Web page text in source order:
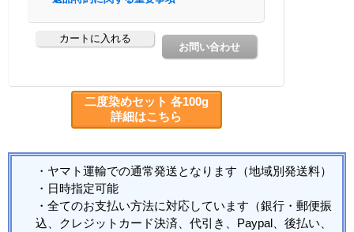
二度染めセット 各100g
詳細はこちら
・ヤマト運輸での通常発送となります（地域別発送料）
・日時指定可能
・全てのお支払い方法に対応しています（銀行・郵便振
込、クレジットカード決済、代引き、Paypal、後払い、